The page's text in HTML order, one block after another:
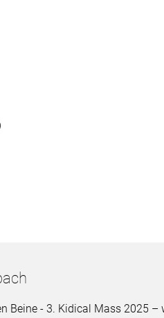
Beine - 3. Kidical Mass 2025 –